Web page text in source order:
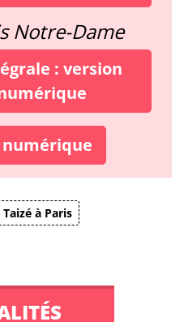
Notre-Dame
: version
numérique
à Paris